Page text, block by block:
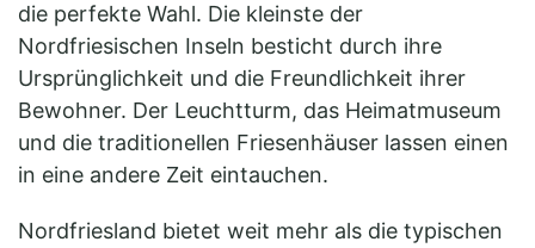
die perfekte Wahl. Die kleinste der
Nordfriesischen Inseln besticht durch ihre
Ursprünglichkeit und die Freundlichkeit ihrer
Bewohner. Der Leuchtturm, das Heimatmuseum
und die traditionellen Friesenhäuser lassen einen
in eine andere Zeit eintauchen.
Nordfriesland bietet weit mehr als die typischen